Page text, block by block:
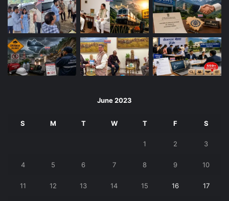
June 2023
S M T W T F S
1 2 3
4 5 6 7 8 9 10
11 12 13 14 15 16 17